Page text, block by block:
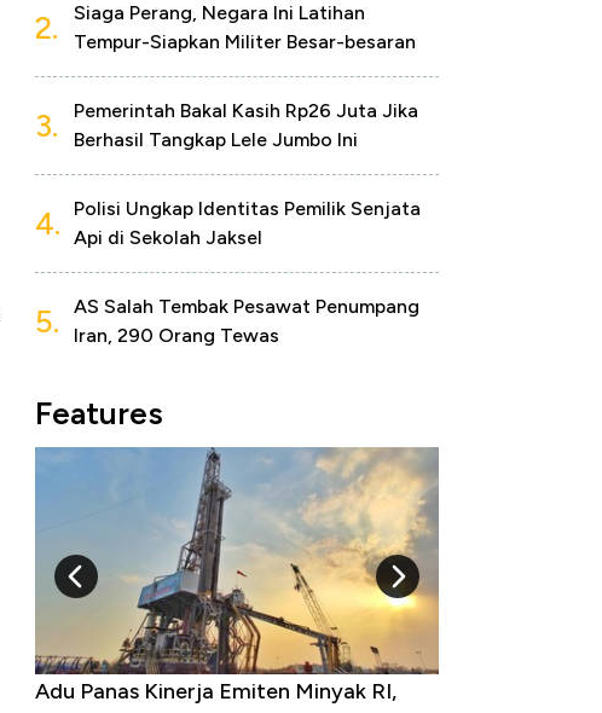
2.
Siaga Perang, Negara Ini Latihan
Tempur-Siapkan Militer Besar-besaran
3.
Pemerintah Bakal Kasih Rp26 Juta Jika
Berhasil Tangkap Lele Jumbo Ini
4.
Polisi Ungkap Identitas Pemilik Senjata
Api di Sekolah Jaksel
5.
AS Salah Tembak Pesawat Penumpang
Iran, 290 Orang Tewas
Features
10 Provinsi dengan Tingkat